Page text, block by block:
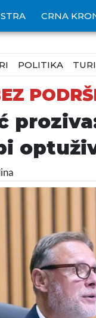
CRNA
POLITIKA